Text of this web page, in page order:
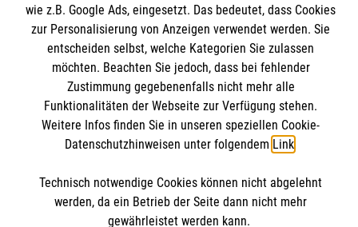
Kontakt
Impressum
Barrierefreiheit
Soziale Netzwerke
wie z.B. Google Ads, eingesetzt. Das bedeutet, dass Cookies
zur Personalisierung von Anzeigen verwendet werden. Sie
entscheiden selbst, welche Kategorien Sie zulassen
möchten. Beachten Sie jedoch, dass bei fehlender
Zustimmung gegebenenfalls nicht mehr alle
Funktionalitäten der Webseite zur Verfügung stehen.
Weitere Infos finden Sie in unseren speziellen Cookie-
Datenschutzhinweisen unter folgendem Link.
Technisch notwendige Cookies können nicht abgelehnt
werden, da ein Betrieb der Seite dann nicht mehr
gewährleistet werden kann.